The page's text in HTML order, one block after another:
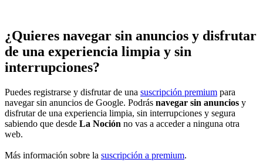
¿Quieres navegar sin anuncios y disfrutar
de una experiencia limpia y sin
interrupciones?
Puedes registrarse y disfrutar de una suscripción premium para
navegar sin anuncios de Google. Podrás navegar sin anuncios y
disfrutar de una experiencia limpia, sin interrupciones y segura
sabiendo que desde La Noción no vas a acceder a ninguna otra
web.
Más información sobre la suscripción a premium.